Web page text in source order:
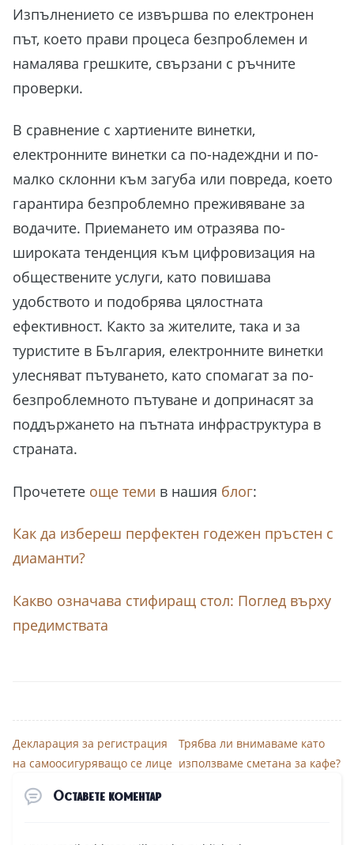
Изпълнението се извършва по електронен
път, което прави процеса безпроблемен и
намалява грешките, свързани с ръчните
проверки.
В сравнение с хартиените винетки,
електронните винетки са по-надеждни и по-
малко склонни към загуба или повреда, което
гарантира безпроблемно преживяване за
водачите. Приемането им отразява по-
широката тенденция към цифровизация на
обществените услуги, като повишава
удобството и подобрява цялостната
ефективност. Както за жителите, така и за
туристите в България, електронните винетки
улесняват пътуването, като спомагат за по-
безпроблемното пътуване и допринасят за
поддържането на пътната инфраструктура в
страната.
Прочетете още теми в нашия блог:
Как да избереш перфектен годежен пръстен с
диаманти?
Какво означава стифиращ стол: Поглед върху
предимствата
Декларация за регистрация
на самоосигуряващо се лице
Трябва ли внимаваме като
използваме сметана за кафе?
Оставете коментар